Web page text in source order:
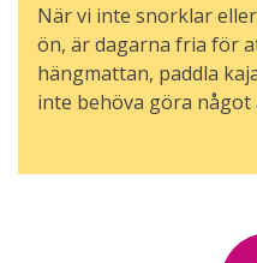
När vi inte snorklar
ön, är dagarna fria för
hängmattan, paddla
inte behöva göra något